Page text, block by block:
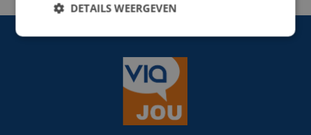
DETAILS WEERGEVEN